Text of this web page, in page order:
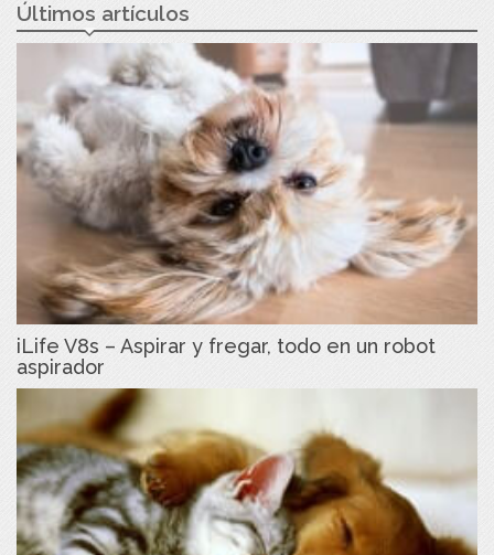
Últimos artículos
iLife V8s – Aspirar y fregar, todo en un robot
aspirador